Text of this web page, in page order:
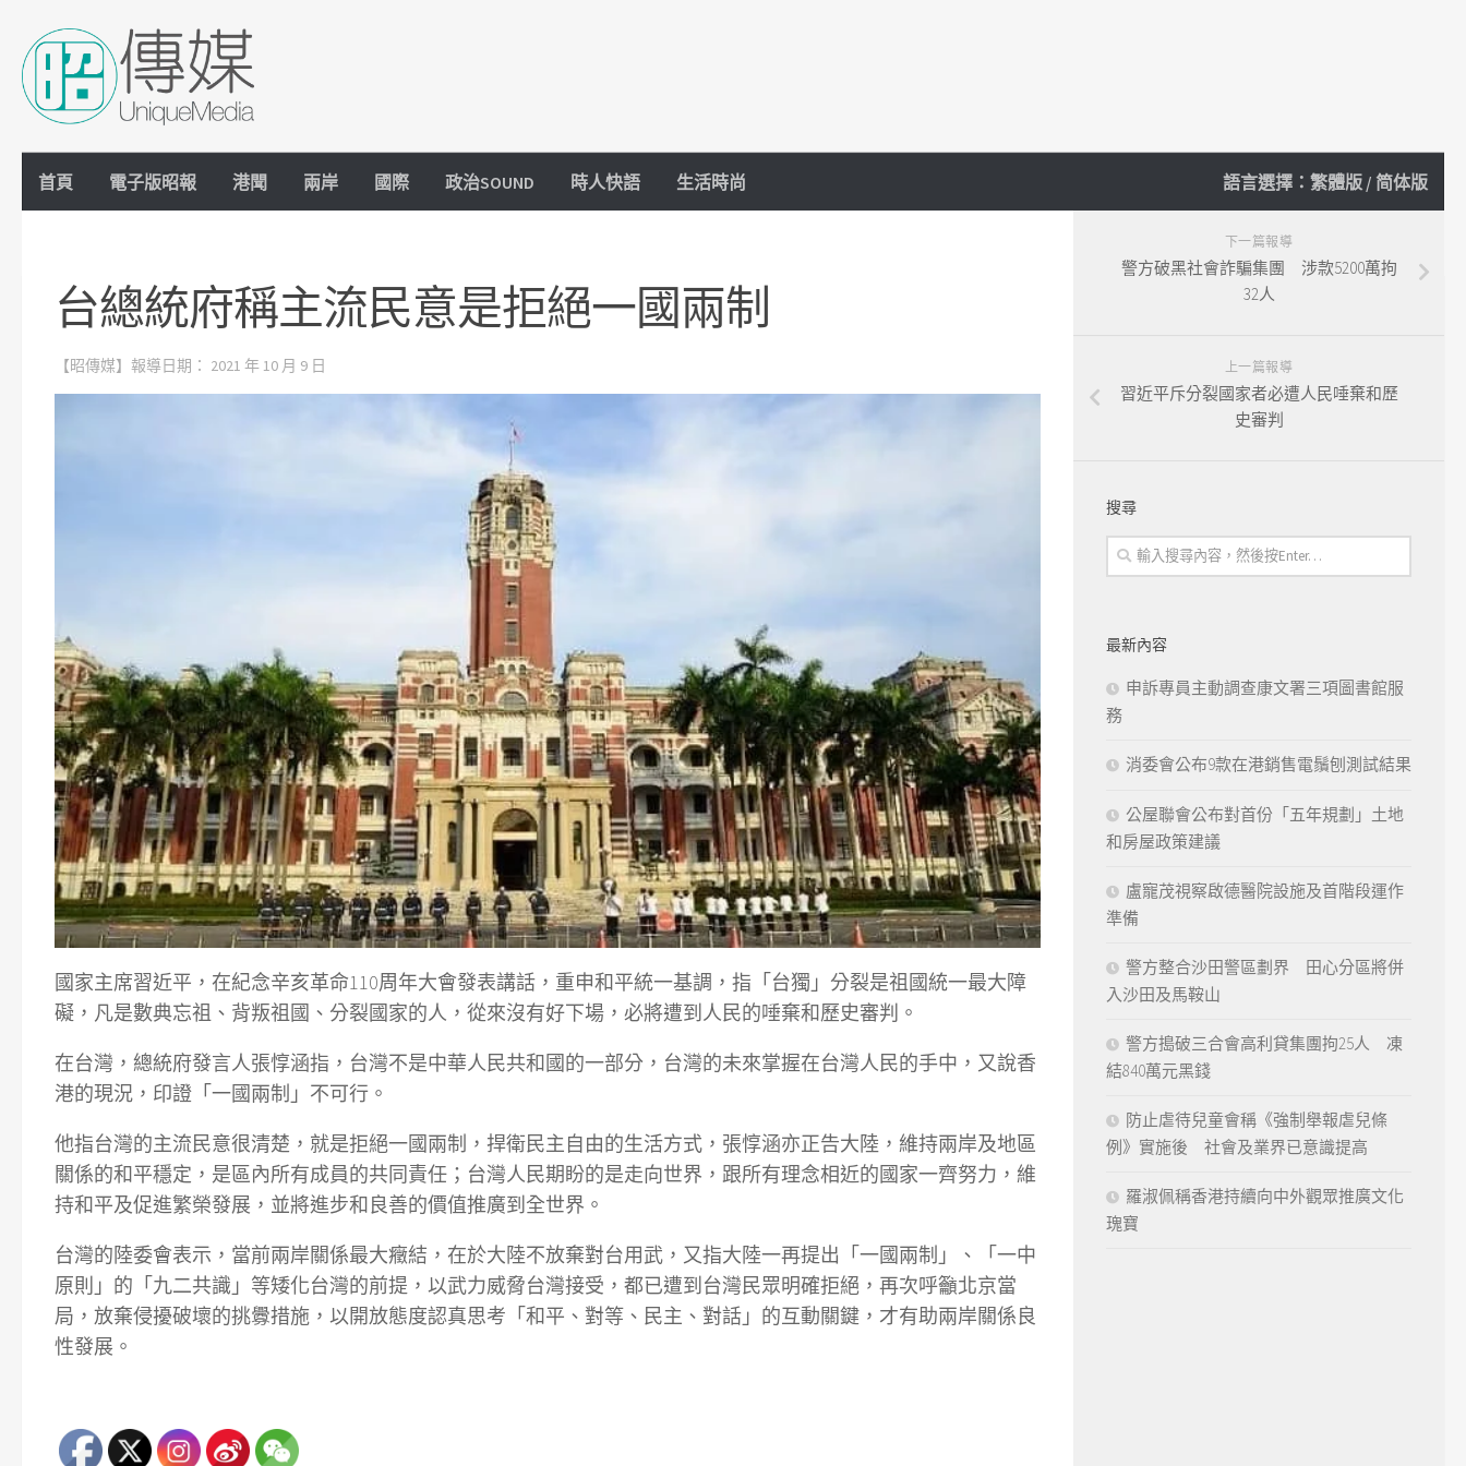
Skip to content
首頁 電子版昭報 港聞 兩岸 國際 政治SOUND 時人快語 生活時尚 語言選擇： 繁體版 / 简体版
台總統府稱主流民意是拒絕一國兩制
【昭傳媒】報導日期： 2021 年 10 月 9 日
國家主席習近平，在紀念辛亥革命110周年大會發表講話，重申和平統一基調，指「台獨」分裂是祖國統一最大障
礙，凡是數典忘祖、背叛祖國、分裂國家的人，從來沒有好下場，必將遭到人民的唾棄和歷史審判。
在台灣，總統府發言人張惇涵指，台灣不是中華人民共和國的一部分，台灣的未來掌握在台灣人民的手中，又說香
港的現況，印證「一國兩制」不可行。
他指台灣的主流民意很清楚，就是拒絕一國兩制，捍衛民主自由的生活方式，張惇涵亦正告大陸，維持兩岸及地區
關係的和平穩定，是區內所有成員的共同責任；台灣人民期盼的是走向世界，跟所有理念相近的國家一齊努力，維
持和平及促進繁榮發展，並將進步和良善的價值推廣到全世界。
台灣的陸委會表示，當前兩岸關係最大癥結，在於大陸不放棄對台用武，又指大陸一再提出「一國兩制」、「一中
原則」的「九二共識」等矮化台灣的前提，以武力威脅台灣接受，都已遭到台灣民眾明確拒絕，再次呼籲北京當
局，放棄侵擾破壞的挑釁措施，以開放態度認真思考「和平、對等、民主、對話」的互動關鍵，才有助兩岸關係良
性發展。
下一篇報導
警方破黑社會詐騙集團 涉款5200萬拘
32人
上一篇報導
習近平斥分裂國家者必遭人民唾棄和歷
史審判
搜尋
最新內容
申訴專員主動調查康文署三項圖書館服
務
消委會公布9款在港銷售電鬚刨測試結果
公屋聯會公布對首份「五年規劃」土地
和房屋政策建議
盧寵茂視察啟德醫院設施及首階段運作
準備
警方整合沙田警區劃界 田心分區將併
入沙田及馬鞍山
警方搗破三合會高利貸集團拘25人 凍
結840萬元黑錢
防止虐待兒童會稱《強制舉報虐兒條
例》實施後 社會及業界已意識提高
羅淑佩稱香港持續向中外觀眾推廣文化
瑰寶